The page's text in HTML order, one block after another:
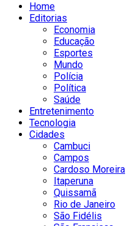
Home
Editorias
Economia
Educação
Esportes
Mundo
Polícia
Política
Saúde
Entretenimento
Tecnologia
Cidades
Cambuci
Campos
Cardoso Moreira
Itaperuna
Quissamã
Rio de Janeiro
São Fidélis